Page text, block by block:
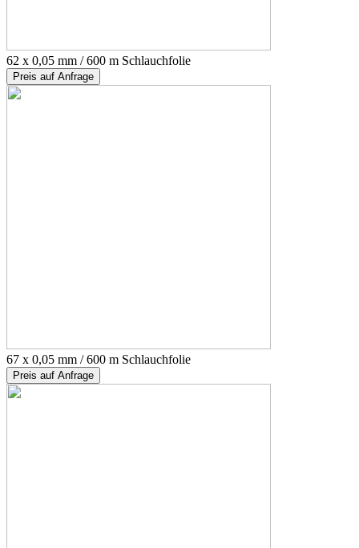
62 x 0,05 mm / 600 m Schlauchfolie
Preis auf Anfrage
67 x 0,05 mm / 600 m Schlauchfolie
Preis auf Anfrage